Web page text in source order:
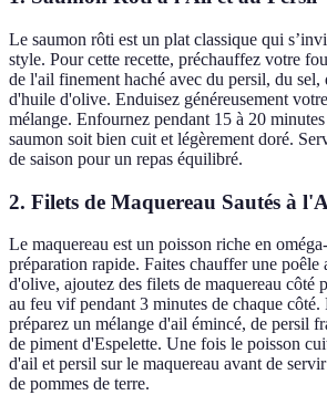
Le saumon rôti est un plat classique qui
style. Pour cette recette, préchauffez votre
de l'ail finement haché avec du persil, du
d'huile d'olive. Enduisez généreusement
mélange. Enfournez pendant 15 à 20
saumon soit bien cuit et légèrement doré.
de saison pour un repas équilibré.
2. Filets de Maquereau Sautés à
Le maquereau est un poisson riche en
préparation rapide. Faites chauffer une poêle
d'olive, ajoutez des filets de maquereau côté
au feu vif pendant 3 minutes de chaque côté.
préparez un mélange d'ail émincé, de persil
de piment d'Espelette. Une fois le poisson
d'ail et persil sur le maquereau avant de
de pommes de terre.